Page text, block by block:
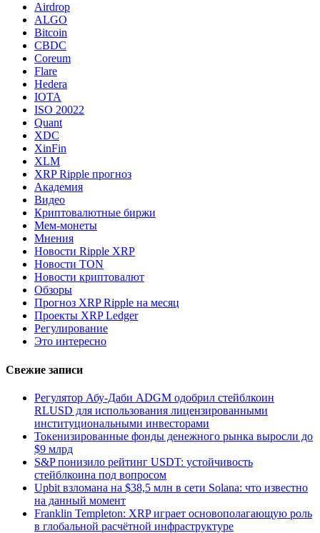
Airdrop
ALGO
Bitcoin
CBDC
Coreum
Flare
Hedera
IOTA
ISO 20022
Quant
XDC
XinFin
XLM
XRP Ripple прогноз
Академия
Видео
Криптовалютные биржи
Мем-монеты
Мнения
Новости Ripple XRP
Новости TON
Новости криптовалют
Обзоры
Прогноз XRP Ripple на месяц
Проекты XRP Ledger
Регулирование
Это интересно
Свежие записи
Регулятор Абу-Даби ADGM одобрил стейблкоин
RLUSD для использования лицензированными
институциональными инвесторами
Токенизированные фонды денежного рынка выросли до
$9 млрд
S&P понизило рейтинг USDT: устойчивость
стейблкоина под вопросом
Upbit взломана на $38,5 млн в сети Solana: что известно
на данный момент
Franklin Templeton: XRP играет основополагающую роль
в глобальной расчётной инфраструктуре